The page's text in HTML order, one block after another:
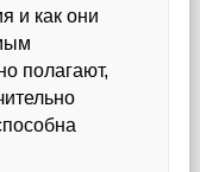
и как они
полагают,